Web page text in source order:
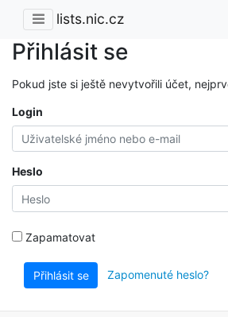
lists.nic.cz
Přihlásit se
Pokud jste si ještě nevytvořili účet,
Login
Heslo
Zapamatovat
Přihlásit se Zapomenuté heslo?